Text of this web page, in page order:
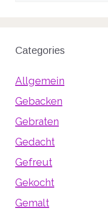
Categories
Allgemein
Gebacken
Gebraten
Gedacht
Gefreut
Gekocht
Gemalt